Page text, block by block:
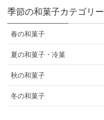
季節の和菓子カテゴリー
春の和菓子
夏の和菓子・冷菓
秋の和菓子
冬の和菓子